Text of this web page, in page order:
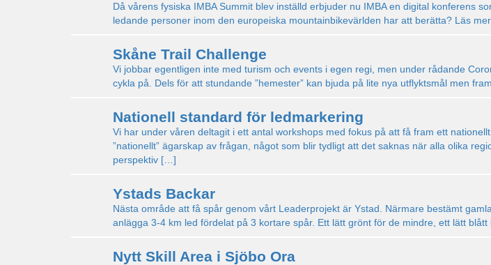
Då vårens fysiska IMBA Summit blev inställd erbjuder nu IMBA en digital konferens
ledande personer inom den europeiska mountainbikevärlden har att berätta? Läs
Skåne Trail Challenge
Vi jobbar egentligen inte med turism och events i egen regi, men under rådande
cykla på. Dels för att stundande ”hemester” kan bjuda på lite nya utflyktsmål men
Nationell standard för ledmarkering
Vi har under våren deltagit i ett antal workshops med fokus på att få fram ett
”nationellt” ägarskap av frågan, något som blir tydligt att det saknas när alla olika
perspektiv […]
Ystads Backar
Nästa område att få spår genom vårt Leaderprojekt är Ystad. Närmare bestämt
anlägga 3-4 km led fördelat på 3 kortare spår. Ett lätt grönt för de mindre, ett lätt
Nytt Skill Area i Sjöbo Ora